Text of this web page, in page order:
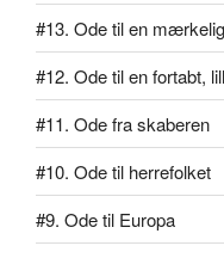
#13. Ode til en
#12. Ode til en fortabt,
#11. Ode fra skaberen
#10. Ode til herrefolket
#9. Ode til Europa